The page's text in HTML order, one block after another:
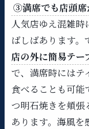
③満席でも店頭席
人気店ゆえ混雑
ばしばあります
店の外に簡易テー
で、満席時にはテ
食べることも可能
つ明石焼きを頬
あります。海風を